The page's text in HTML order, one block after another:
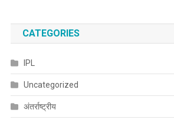
CATEGORIES
IPL
Uncategorized
अंतर्राष्ट्रीय